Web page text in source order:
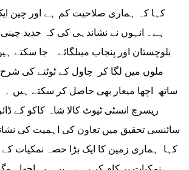
کہا کہ ہماری صلاحیت کم ہے اور چین
ہے۔ انہوں نے نشاندہی کی کہ جدید
بلوچستان اور پنجاب میںلگائے جا سکتے
ملوں میں لگا کر چاول کے ٹوٹنے کی
ساتھ اچھا میعار بھی حاصل کر سکتے ہیں ۔
ریسرچ انسٹی ٹیوٹ کالا شاہ کاکو کے
سائنسی تحقیق میں تعاون کی اہمیت کی
کہا ہماری زمین کا ایک بڑا حصہ نمکیات کے